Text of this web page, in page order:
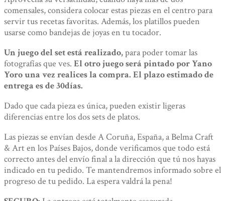
comensales, considera colocar estas piezas en el centro para
servir tus recetas favoritas. Además, los platillos pueden
usarse como bandejas de joyas en tu tocador.
Un juego del set está realizado,para poder tomar las
fotografías que ves. El otro juego será pintado por Yano
Yoro una vez realices la compra. El plazo estimado de
entrega es de 30días.
Dado que cada pieza es única, pueden existir ligeras
diferencias entre los dos sets de platos.
Las piezas se envían desde A Coruña, España, a Belma Craft
& Art en los Países Bajos, donde verificamos que todo está
correcto antes del envío final a la dirección que tú nos hayas
indicado en tu pedido. Te mantendremos informado sobre el
progreso de tu pedido. La espera valdrá la pena!